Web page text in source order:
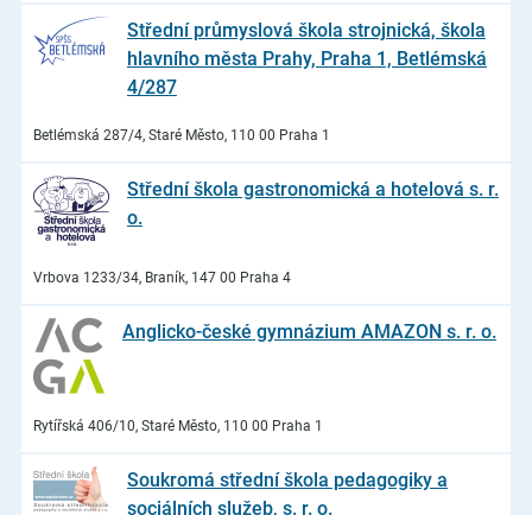
Střední průmyslová škola strojnická, škola
hlavního města Prahy, Praha 1, Betlémská
4/287
Betlémská 287/4, Staré Město, 110 00 Praha 1
Střední škola gastronomická a hotelová s. r.
o.
Vrbova 1233/34, Braník, 147 00 Praha 4
Anglicko-české gymnázium AMAZON s. r. o.
Rytířská 406/10, Staré Město, 110 00 Praha 1
Soukromá střední škola pedagogiky a
sociálních služeb, s. r. o.